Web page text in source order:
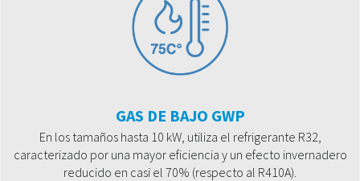
GAS DE BAJO GWP
En los tamaños hasta 10 kW, utiliza el refrigerante R32,
caracterizado por una mayor eficiencia y un efecto invernadero
reducido en casi el 70% (respecto al R410A).